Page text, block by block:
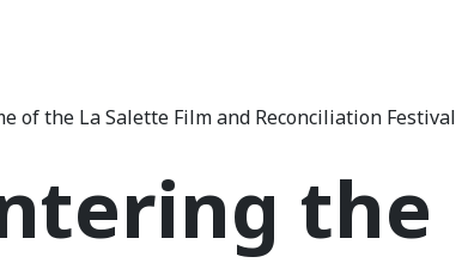
of the La Salette Film and Reconciliation Festival
the